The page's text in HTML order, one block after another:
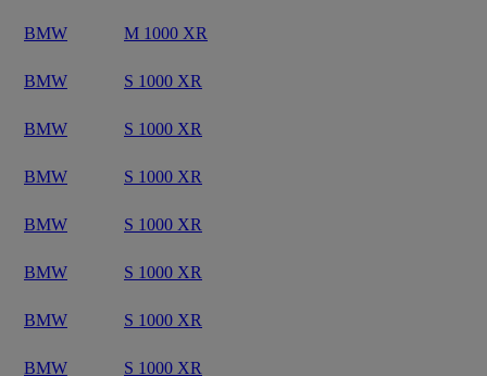
BMW M 1000 XR
BMW S 1000 XR
BMW S 1000 XR
BMW S 1000 XR
BMW S 1000 XR
BMW S 1000 XR
BMW S 1000 XR
BMW S 1000 XR